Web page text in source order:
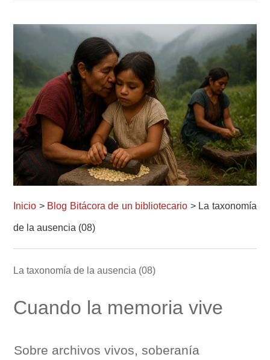
Inicio > Blog Bitácora de un bibliotecario > La taxonomía
de la ausencia (08)
La taxonomía de la ausencia (08)
Cuando la memoria vive
Sobre archivos vivos, soberanía